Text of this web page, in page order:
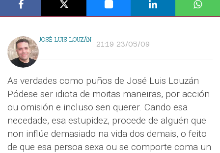
JOSÉ LUIS LOUZÁN 21:19 23/05/09
As verdades como puños de José Luis Louzán
Pódese ser idiota de moitas maneiras, por acción
ou omisión e incluso sen querer. Cando esa
necedade, esa estupidez, procede de alguén que
non inflúe demasiado na vida dos demais, o feito
de que esa persoa sexa ou se comporte coma un